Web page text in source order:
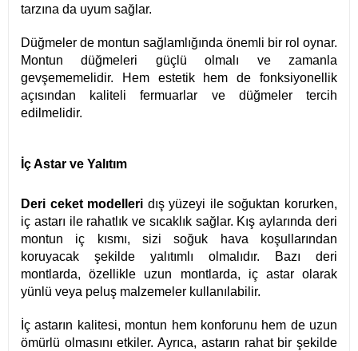
tarzına da uyum sağlar.
Düğmeler de montun sağlamlığında önemli bir rol oynar.
Montun düğmeleri güçlü olmalı ve zamanla
gevşememelidir. Hem estetik hem de fonksiyonellik
açısından kaliteli fermuarlar ve düğmeler tercih
edilmelidir.
İç Astar ve Yalıtım
Deri ceket modelleri dış yüzeyi ile soğuktan korurken,
iç astarı ile rahatlık ve sıcaklık sağlar. Kış aylarında deri
montun iç kısmı, sizi soğuk hava koşullarından
koruyacak şekilde yalıtımlı olmalıdır. Bazı deri
montlarda, özellikle uzun montlarda, iç astar olarak
yünlü veya peluş malzemeler kullanılabilir.
İç astarın kalitesi, montun hem konforunu hem de uzun
ömürlü olmasını etkiler. Ayrıca, astarın rahat bir şekilde